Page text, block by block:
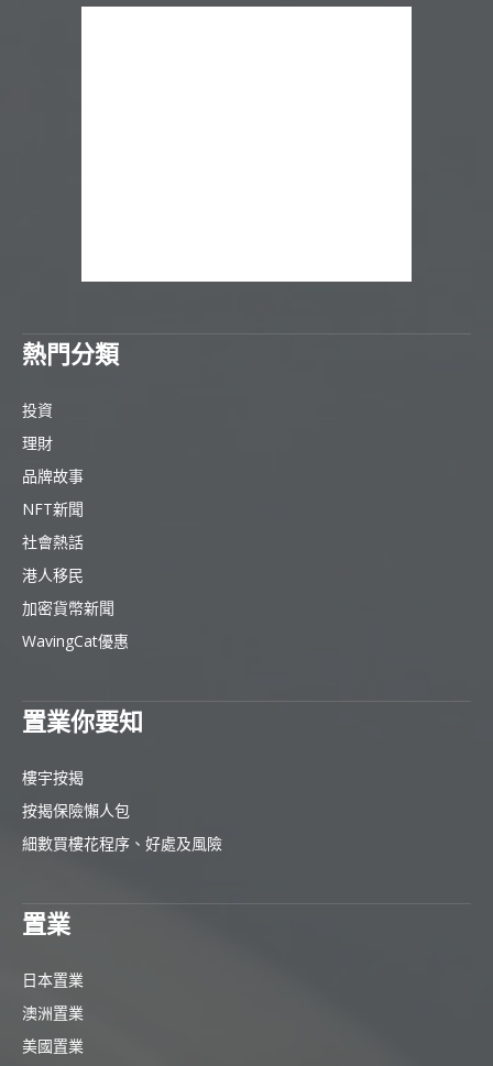
熱門分類
投資
理財
品牌故事
NFT新聞
社會熱話
港人移民
加密貨幣新聞
WavingCat優惠
置業你要知
樓宇按揭
按揭保險懶人包
細數買樓花程序、好處及風險
置業
日本置業
澳洲置業
美國置業